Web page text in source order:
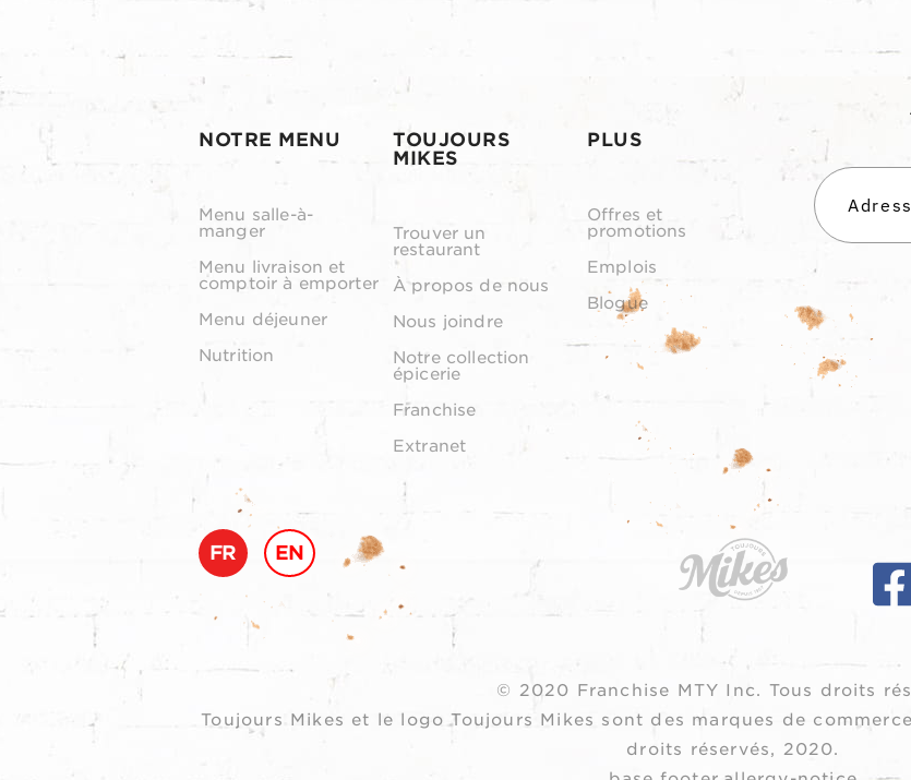
NOTRE MENU
Menu salle-à-
manger
Menu livraison et
comptoir à emporter
Menu déjeuner
Nutrition
TOUJOURS
MIKES
Trouver un
restaurant
À propos de nous
Nous joindre
Notre collection
épicerie
Franchise
Extranet
PLUS
Offres et
promotions
Emplois
Blogue
FR EN
© 2020 Franchise MTY Inc. Tous droits
Toujours Mikes et le logo Toujours Mikes sont des marques de
droits réservés, 2020.